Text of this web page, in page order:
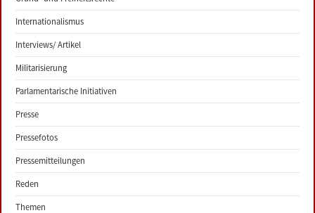
Internationalismus
Interviews/ Artikel
Militarisierung
Parlamentarische Initiativen
Presse
Pressefotos
Pressemitteilungen
Reden
Themen